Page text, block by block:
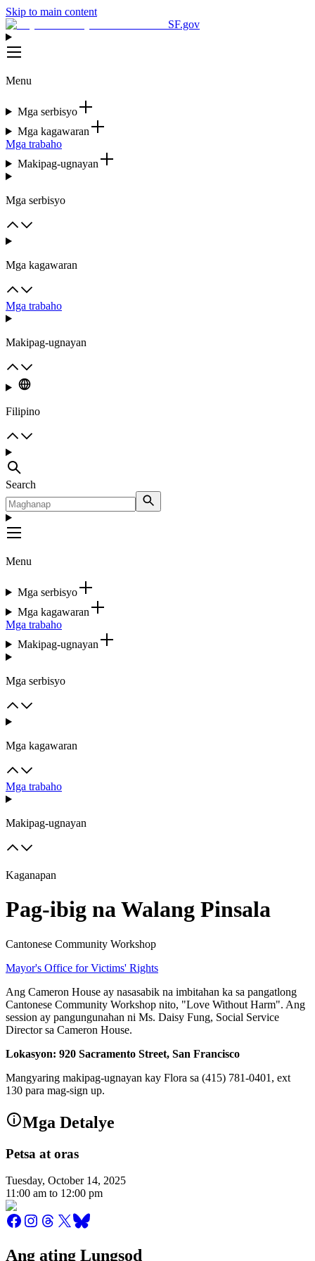
Skip to main content
SF.gov
Menu
Mga serbisyo
Mga kagawaran
Mga trabaho
Makipag-ugnayan
Mga serbisyo
Mga kagawaran
Mga trabaho
Makipag-ugnayan
Filipino
Search
Menu
Mga serbisyo
Mga kagawaran
Mga trabaho
Makipag-ugnayan
Mga serbisyo
Mga kagawaran
Mga trabaho
Makipag-ugnayan
Kaganapan
Pag-ibig na Walang Pinsala
Cantonese Community Workshop
Mayor's Office for Victims' Rights
Ang Cameron House ay nasasabik na imbitahan ka sa pangatlong
Cantonese Community Workshop nito, "Love Without Harm". Ang
session ay pangungunahan ni Ms. Daisy Fung, Social Service
Director sa Cameron House.
Lokasyon: 920 Sacramento Street, San Francisco
Mangyaring makipag-ugnayan kay Flora sa (415) 781-0401, ext
130 para mag-sign up.
Mga Detalye
Petsa at oras
Tuesday, October 14, 2025
11:00 am to 12:00 pm
Ang ating Lungsod